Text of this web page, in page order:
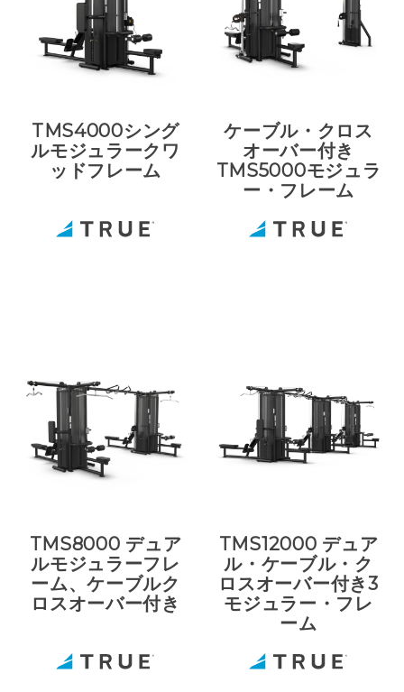
TMS4000シング
ルモジュラークワ
ッドフレーム
ケーブル・クロス
オーバー付き
TMS5000モジュラ
ー・フレーム
TMS8000 デュア
ルモジュラーフレ
ーム、ケーブルク
ロスオーバー付き
TMS12000 デュア
ル・ケーブル・ク
ロスオーバー付き3
モジュラー・フレ
ーム